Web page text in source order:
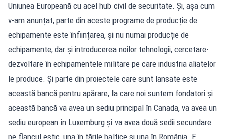
Uniunea Europeană cu acel hub civil de securitate. Și, așa cum
v-am anunțat, parte din aceste programe de producție de
echipamente este înființarea, și nu numai producție de
echipamente, dar și introducerea noilor tehnologii, cercetare-
dezvoltare în echipamentele militare pe care industria aliatelor
le produce. Și parte din proiectele care sunt lansate este
această bancă pentru apărare, la care noi suntem fondatori și
această bancă va avea un sediu principal în Canada, va avea un
sediu european în Luxemburg și va avea două sedii secundare
pe flancul estic, una în țările baltice și una în România. E